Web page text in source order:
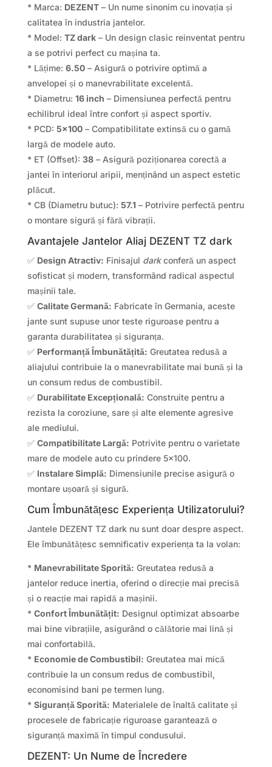
* Marca: DEZENT– Un nume sinonim cu inovația și
calitatea în industria jantelor.
* Model: TZ dark– Un design clasic reinventat pentru
a se potrivi perfect cu mașina ta.
* Lățime: 6.50– Asigură o potrivire optimă a
anvelopei și o manevrabilitate excelentă.
* Diametru: 16 inch – Dimensiunea perfectă pentru
echilibrul ideal între confort și aspect sportiv.
* PCD: 5×100– Compatibilitate extinsă cu o gamă
largă de modele auto.
* ET (Offset): 38– Asigură poziționarea corectă a
jantei în interiorul aripii, menținând un aspect estetic
plăcut.
* CB (Diametru butuc): 57.1 – Potrivire perfectă pentru
o montare sigură și fără vibrații.
Avantajele Jantelor Aliaj DEZENT TZ dark
✅ Design Atractiv: Finisajul darkconferă un aspect
sofisticat și modern, transformând radical aspectul
mașinii tale.
✅ Calitate Germană: Fabricate în Germania, aceste
jante sunt supuse unor teste riguroase pentru a
garanta durabilitatea și siguranța.
✅ Performanță Îmbunătățită: Greutatea redusă a
aliajului contribuie la o manevrabilitate mai bună și la
un consum redus de combustibil.
✅ Durabilitate Excepțională: Construite pentru a
rezista la coroziune, sare și alte elemente agresive
ale mediului.
✅ Compatibilitate Largă: Potrivite pentru o varietate
mare de modele auto cu prindere 5×100.
✅ Instalare Simplă: Dimensiunile precise asigură o
montare ușoară și sigură.
Cum Îmbunătățesc Experiența Utilizatorului?
Jantele DEZENT TZ dark nu sunt doar despre aspect.
Ele îmbunătățesc semnificativ experiența ta la volan:
* Manevrabilitate Sporită: Greutatea redusă a
jantelor reduce inertia, oferind o direcție mai precisă
și o reacție mai rapidă a mașinii.
* Confort Îmbunătățit: Designul optimizat absoarbe
mai bine vibrațiile, asigurând o călătorie mai lină și
mai confortabilă.
* Economie de Combustibil: Greutatea mai mică
contribuie la un consum redus de combustibil,
economisind bani pe termen lung.
* Siguranță Sporită: Materialele de înaltă calitate și
procesele de fabricație riguroase garantează o
siguranță maximă în timpul condusului.
DEZENT: Un Nume de Încredere